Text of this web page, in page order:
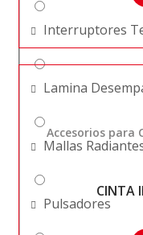
Interruptores
Lamina
Mallas
Pulsadores
Accesorios para
CINTA